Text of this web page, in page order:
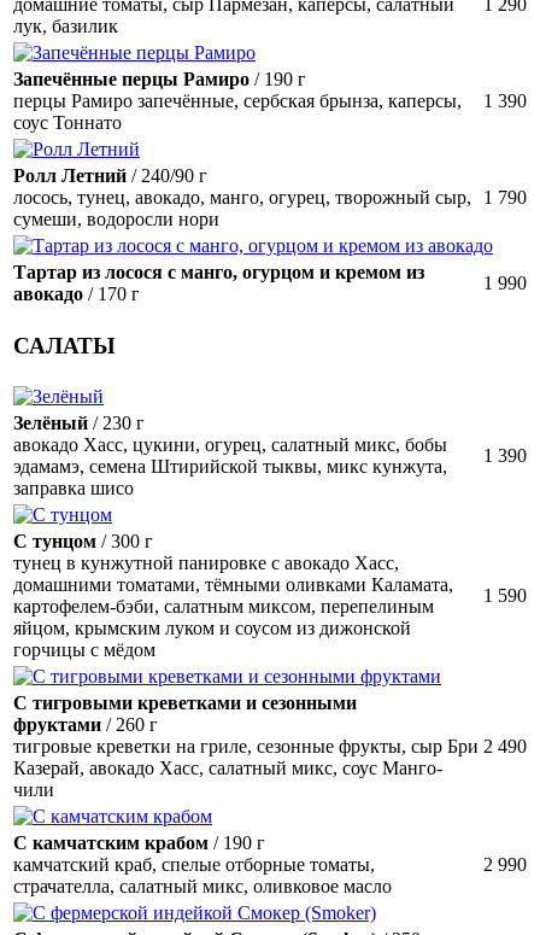
домашние томаты, сыр Пармезан, каперсы, салатный
лук, базилик
1 290
Запечённые перцы Рамиро / 190 г
перцы Рамиро запечённые, сербская брынза, каперсы,
соус Тоннато
1 390
Ролл Летний / 240/90 г
лосось, тунец, авокадо, манго, огурец, творожный сыр,
сумеши, водоросли нори
1 790
Тартар из лосося с манго, огурцом и кремом из
авокадо / 170 г
1 990
САЛАТЫ
Зелёный / 230 г
авокадо Хасс, цукини, огурец, салатный микс, бобы
эдамамэ, семена Штирийской тыквы, микс кунжута,
заправка шисо
1 390
С тунцом / 300 г
тунец в кунжутной панировке с авокадо Хасс,
домашними томатами, тёмными оливками Каламата,
картофелем-бэби, салатным миксом, перепелиным
яйцом, крымским луком и соусом из дижонской
горчицы с мёдом
1 590
С тигровыми креветками и сезонными
фруктами / 260 г
тигровые креветки на гриле, сезонные фрукты, сыр Бри
Казерай, авокадо Хасс, салатный микс, соус Манго-
чили
2 490
С камчатским крабом / 190 г
камчатский краб, спелые отборные томаты,
страчателла, салатный микс, оливковое масло
2 990